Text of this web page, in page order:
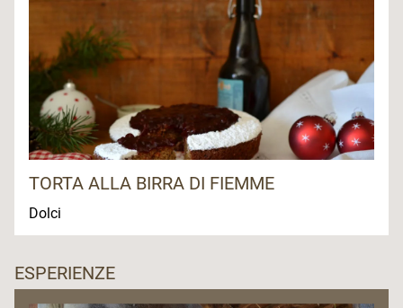
TORTA ALLA BIRRA DI FIEMME
Dolci
ESPERIENZE